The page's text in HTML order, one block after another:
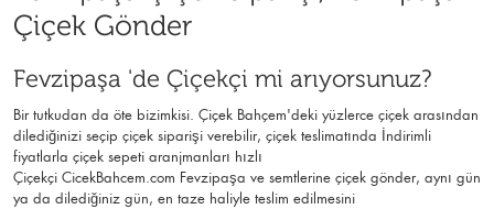
Çiçek Gönder
Fevzipaşa 'de Çiçekçi mi arıyorsunuz?
Bir tutkudan da öte bizimkisi. Çiçek Bahçem'deki yüzlerce çiçek arasından
dilediğinizi seçip çiçek siparişi verebilir, çiçek teslimatında İndirimli
fiyatlarla çiçek sepeti aranjmanları hızlı
Çiçekçi CicekBahcem.com Fevzipaşa ve semtlerine çiçek gönder, aynı gün
ya da dilediğiniz gün, en taze haliyle teslim edilmesini